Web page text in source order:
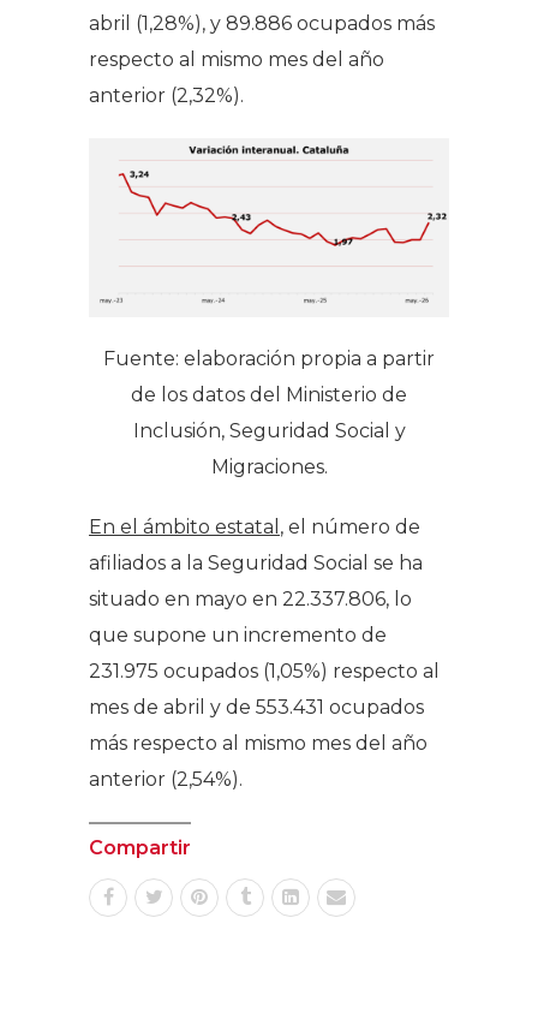
abril (1,28%), y 89.886 ocupados más
respecto al mismo mes del año
anterior (2,32%).
Fuente: elaboración propia a partir
de los datos del Ministerio de
Inclusión, Seguridad Social y
Migraciones.
En el ámbito estatal , el número de
afiliados a la Seguridad Social se ha
situado en mayo en 22.337.806, lo
que supone un incremento de
231.975 ocupados (1,05%) respecto al
mes de abril y de 553.431 ocupados
más respecto al mismo mes del año
anterior (2,54%).
Compartir